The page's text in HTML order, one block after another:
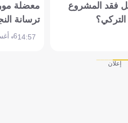
فقد المشروع
التركي؟
معضلة
ترسانة
14:576 أغسطس 2026
إعلان